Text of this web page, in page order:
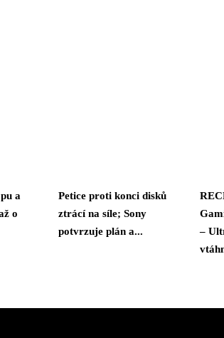
a
o
Petice proti konci disků
ztrácí na síle; Sony
potvrzuje plán a...
–